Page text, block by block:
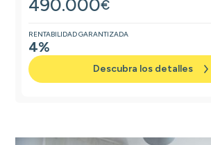
490.000€
RENTABILIDAD GARANTIZADA
4%
Descubra los detalles